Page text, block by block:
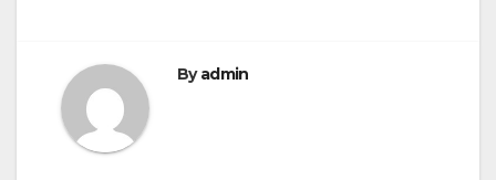
航
Byadmin